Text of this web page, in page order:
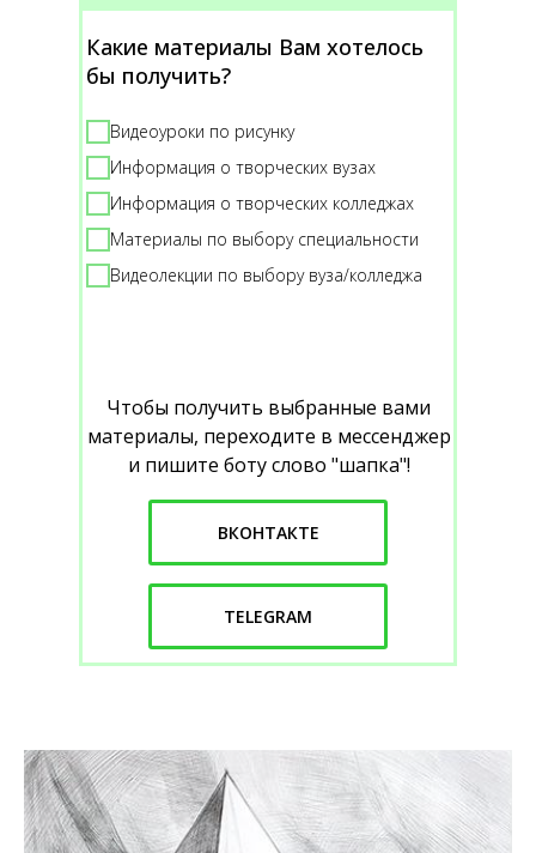
Какие материалы Вам хотелось
бы получить?
Видеоуроки по рисунку
Информация о творческих вузах
Информация о творческих колледжах
Материалы по выбору специальности
Видеолекции по выбору вуза/колледжа
Чтобы получить выбранные вами
материалы, переходите в мессенджер
и пишите боту слово "шапка"!
ВКОНТАКТЕ
TELEGRAM